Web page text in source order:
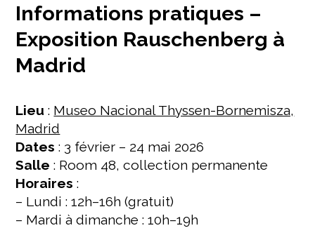
Informations pratiques –
Exposition Rauschenberg à
Madrid
Lieu : Museo Nacional Thyssen-Bornemisza,
Madrid
Dates : 3 février – 24 mai 2026
Salle : Room 48, collection permanente
Horaires :
– Lundi : 12h–16h (gratuit)
– Mardi à dimanche : 10h–19h